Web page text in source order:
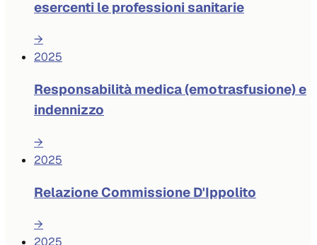
esercenti le professioni sanitarie
→
2025
Responsabilità medica (emotrasfusione) e
indennizzo
→
2025
Relazione Commissione D'Ippolito
→